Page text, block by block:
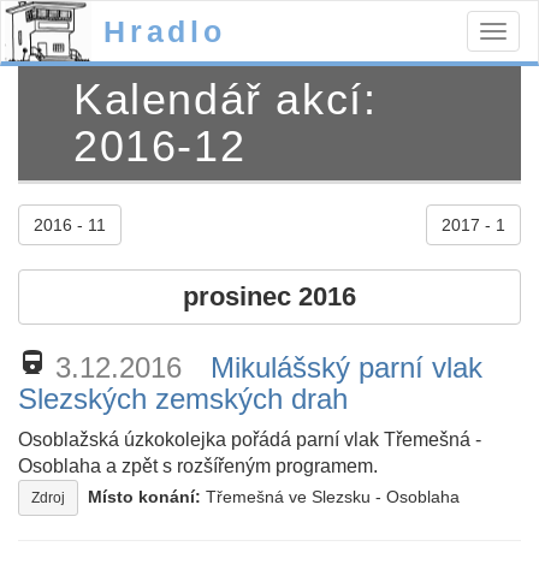
Hradlo
Kalendář akcí:
2016-12
2016 - 11 2017 - 1
prosinec 2016
directions_railway 3.12.2016
Mikulášský parní vlak
Slezských zemských drah
Osoblažská úzkokolejka pořádá parní vlak Třemešná -
Osoblaha a zpět s rozšířeným programem.
Zdroj Místo konání: Třemešná ve Slezsku - Osoblaha